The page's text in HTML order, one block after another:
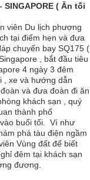
SINGAPORE ( Ăn tối
viên Du lịch phượng
tại điểm hẹn và đưa
chuyến bay SQ175 (
, bắt đầu tiêu
4 ngày 3 đêm
, xe và hướng dẫn
và đưa đoàn đi ăn
khách sạn , quý
thành phố
buổi tối. Ví như
phá tàu điện ngầm
Vùng đất để biết
đêm tại khách sạn
đương.